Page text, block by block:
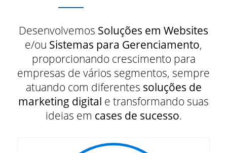
Desenvolvemos Soluções em Websites
e/ou Sistemas para Gerenciamento,
proporcionando crescimento para
empresas de vários segmentos, sempre
atuando com diferentes soluções de
marketing digital e transformando suas
ideias em cases de sucesso.